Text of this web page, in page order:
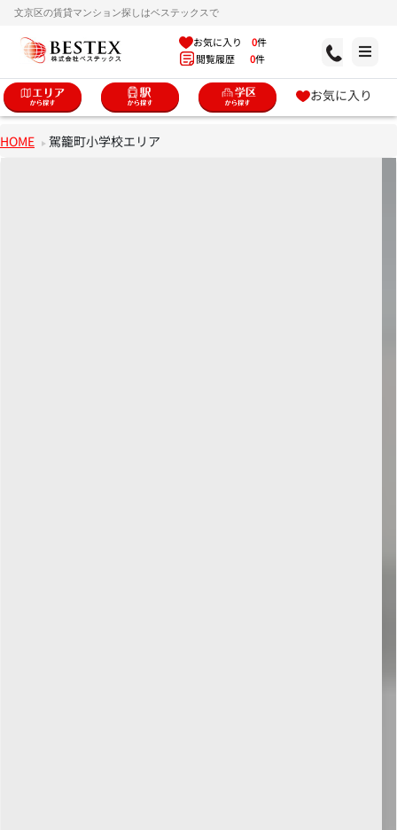
文京区の賃貸マンション探しはベステックスで
お気に入り 0件
閲覧履歴 0件
お気に入り
HOME 駕籠町小学校エリア